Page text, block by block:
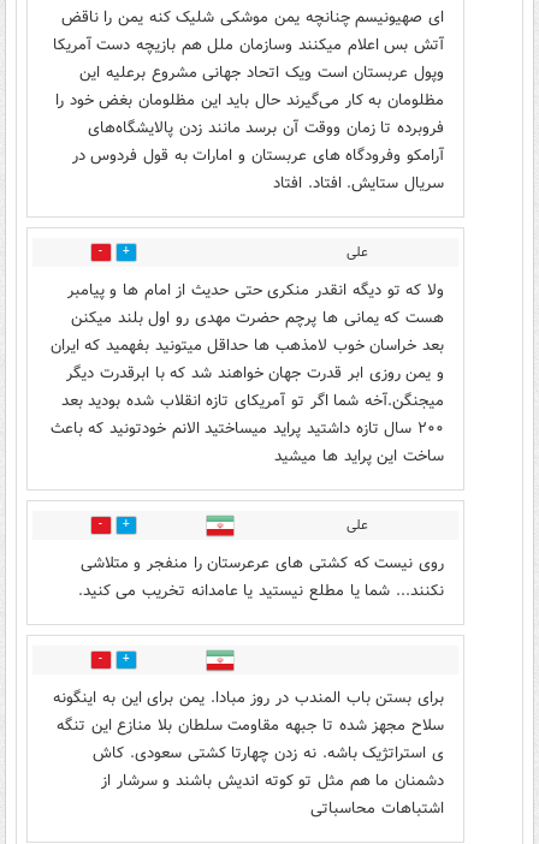
ای صهیونیسم چنانچه یمن موشکی شلیک کنه یمن را ناقض
آتش بس اعلام میکنند وسازمان ملل هم بازیچه دست آمریکا
وپول عربستان است ویک اتحاد جهانی مشروع برعلیه این
مظلومان به کار می‌گیرند حال باید این مظلومان بغض خود را
فروبرده تا زمان ووقت آن برسد مانند زدن پالایشگاه‌های
آرامکو وفرودگاه های عربستان و امارات به قول فردوس در
سریال ستایش. افتاد. افتاد
علی 9
ولا که تو دیگه انقدر منکری حتی حدیث از امام ها و پیامبر
هست که یمانی ها پرچم حضرت مهدی رو اول بلند میکنن
بعد خراسان خوب لامذهب ها حداقل میتونید بفهمید که ایران
و یمن روزی ابر قدرت جهان خواهند شد که با ابرقدرت دیگر
میجنگن.آخه شما اگر تو آمریکای تازه انقلاب شده بودید بعد
۲۰۰ سال تازه داشتید پراید میساختید الانم خودتونید که باعث
ساخت این پراید ها میشید
علی 7
روی نیست که کشتی های عرعرستان را منفجر و متلاشی
نکنند... شما یا مطلع نیستید یا عامدانه تخریب می کنید.
10
برای بستن باب المندب در روز مبادا. یمن برای این به اینگونه
سلاح مجهز شده تا جبهه مقاومت سلطان بلا منازع این تنگه
ی استراتژیک باشه. نه زدن چهارتا کشتی سعودی. کاش
دشمنان ما هم مثل تو کوته اندیش باشند و سرشار از
اشتباهات محاسباتی